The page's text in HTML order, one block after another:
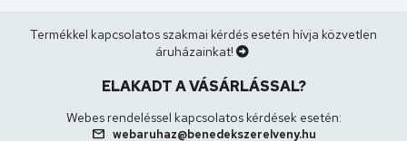
Termékkel kapcsolatos szakmai kérdés esetén hívja közvetlen
áruházainkat!
ELAKADT A VÁSÁRLÁSSAL?
Webes rendeléssel kapcsolatos kérdések esetén:
mail webaruhaz@benedekszerelveny.hu